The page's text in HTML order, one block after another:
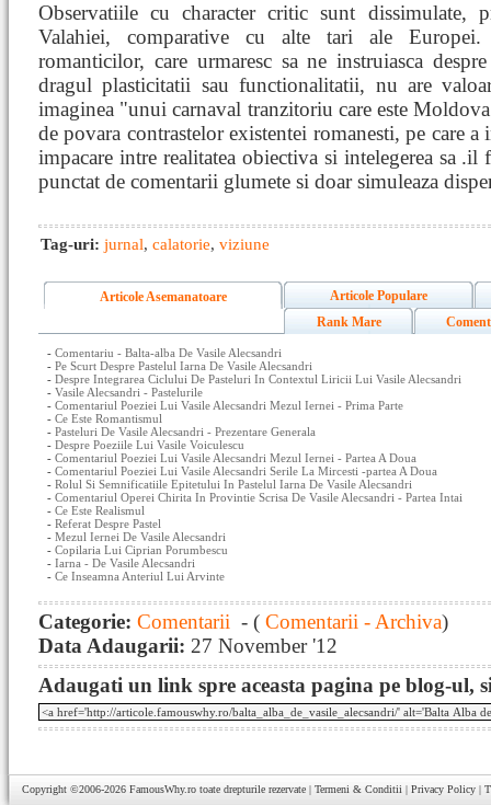
Observatiile cu character critic sunt dissimulate,
Valahiei, comparative cu alte tari ale Europei.
romanticilor, care urmaresc sa ne instruiasca
dragul plasticitatii sau functionalitatii, nu are
imaginea "unui carnaval tranzitoriu care este
de povara contrastelor existentei romanesti, pe care a
impacare intre realitatea obiectiva si intelegerea sa .il
punctat de comentarii glumete si doar simuleaza
Tag-uri: jurnal, calatorie, viziune
Articole Asemanatoare
Articole Populare
Rank Mare
- Comentariu - Balta-alba De Vasile Alecsandri
- Pe Scurt Despre Pastelul Iarna De Vasile Alecsandri
- Despre Integrarea Ciclului De Pasteluri In Contextul Liricii Lui Vasile Alecsandri
- Vasile Alecsandri - Pastelurile
- Comentariul Poeziei Lui Vasile Alecsandri Mezul Iernei - Prima Parte
- Ce Este Romantismul
- Pasteluri De Vasile Alecsandri - Prezentare Generala
- Despre Poeziile Lui Vasile Voiculescu
- Comentariul Poeziei Lui Vasile Alecsandri Mezul Iernei - Partea A Doua
- Comentariul Poeziei Lui Vasile Alecsandri Serile La Mircesti -partea A Doua
- Rolul Si Semnificatiile Epitetului In Pastelul Iarna De Vasile Alecsandri
- Comentariul Operei Chirita In Provintie Scrisa De Vasile Alecsandri - Partea Intai
- Ce Este Realismul
- Referat Despre Pastel
- Mezul Iernei De Vasile Alecsandri
- Copilaria Lui Ciprian Porumbescu
- Iarna - De Vasile Alecsandri
- Ce Inseamna Anteriul Lui Arvinte
Categorie: Comentarii - ( Comentarii - Archiva)
Data Adaugarii: 27 November '12
Adaugati un link spre aceasta pagina pe blog-ul,
Copyright ©2006-2026 FamousWhy.ro toate drepturile rezervate | Termeni & Conditii | Privacy Policy |